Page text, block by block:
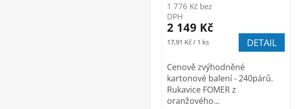
1 776 Kč bez
DPH
2 149 Kč
Měrná
17,91 Kč / 1 ks DETAIL
Cenově zvýhodněné
kartonové balení - 240párů.
Rukavice FOMER z
oranžového...